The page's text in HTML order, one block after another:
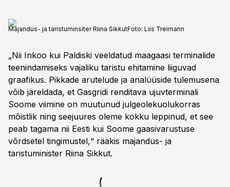
Majandus- ja taristuminsiter Riina SikkutFoto: Liis Treimann
„Nii Inkoo kui Paldiski veeldatud maagaasi terminalide
teenindamiseks vajaliku taristu ehitamine liiguvad
graafikus. Pikkade arutelude ja analüüside tulemusena
võib järeldada, et Gasgridi renditava ujuvterminali
Soome viimine on muutunud julgeolekuolukorras
mõistlik ning seejuures oleme kokku leppinud, et see
peab tagama nii Eesti kui Soome gaasivarustuse
võrdsetel tingimustel,“ rääkis majandus- ja
taristuminister Riina Sikkut.